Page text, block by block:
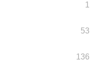
1
53
136